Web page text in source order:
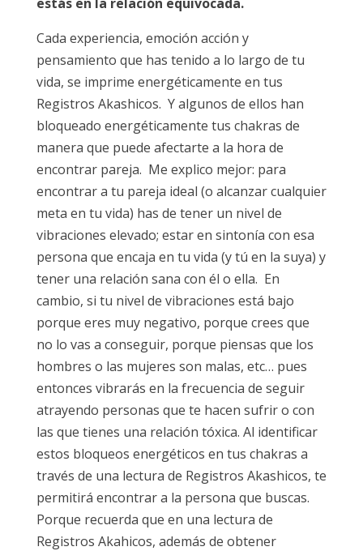
Cada experiencia, emoción acción y
pensamiento que has tenido a lo largo de tu
vida, se imprime energéticamente en tus
Registros Akashicos. Y algunos de ellos han
bloqueado energéticamente tus chakras de
manera que puede afectarte a la hora de
encontrar pareja. Me explico mejor: para
encontrar a tu pareja ideal (o alcanzar cualquier
meta en tu vida) has de tener un nivel de
vibraciones elevado; estar en sintonía con esa
persona que encaja en tu vida (y tú en la suya) y
tener una relación sana con él o ella. En
cambio, si tu nivel de vibraciones está bajo
porque eres muy negativo, porque crees que
no lo vas a conseguir, porque piensas que los
hombres o las mujeres son malas, etc… pues
entonces vibrarás en la frecuencia de seguir
atrayendo personas que te hacen sufrir o con
las que tienes una relación tóxica. Al identificar
estos bloqueos energéticos en tus chakras a
través de una lectura de Registros Akashicos, te
permitirá encontrar a la persona que buscas.
Porque recuerda que en una lectura de
Registros Akahicos, además de obtener